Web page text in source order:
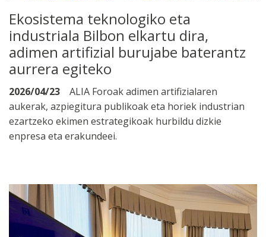
Ekosistema teknologiko eta
industriala Bilbon elkartu dira,
adimen artifizial burujabe baterantz
aurrera egiteko
2026/04/23
ALIA Foroak adimen artifizialaren
aukerak, azpiegitura publikoak eta horiek industrian
ezartzeko ekimen estrategikoak hurbildu dizkie
enpresa eta erakundeei.